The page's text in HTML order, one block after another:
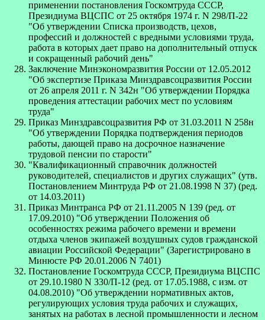
применении постановления Госкомтруда СССР,
Президиума ВЦСПС от 25 октября 1974 г. N 298/П-22
"Об утверждении Списка производств, цехов,
профессий и должностей с вредными условиями труда,
работа в которых дает право на дополнительный отпуск
и сокращенный рабочий день"
Заключение Минэкономразвития России от 12.05.2012
"Об экспертизе Приказа Минздравсоцразвития России
от 26 апреля 2011 г. N 342н "Об утверждении Порядка
проведения аттестации рабочих мест по условиям
труда"
Приказ Минздравсоцразвития РФ от 31.03.2011 N 258н
"Об утверждении Порядка подтверждения периодов
работы, дающей право на досрочное назначение
трудовой пенсии по старости"
"Квалификационный справочник должностей
руководителей, специалистов и других служащих" (утв.
Постановлением Минтруда РФ от 21.08.1998 N 37) (ред.
от 14.03.2011)
Приказ Минтранса РФ от 21.11.2005 N 139 (ред. от
17.09.2010) "Об утверждении Положения об
особенностях режима рабочего времени и времени
отдыха членов экипажей воздушных судов гражданской
авиации Российской Федерации" (Зарегистрировано в
Минюсте РФ 20.01.2006 N 7401)
Постановление Госкомтруда СССР, Президиума ВЦСПС
от 29.10.1980 N 330/П-12 (ред. от 17.05.1988, с изм. от
04.08.2010) "Об утверждении нормативных актов,
регулирующих условия труда рабочих и служащих,
занятых на работах в лесной промышленности и лесном